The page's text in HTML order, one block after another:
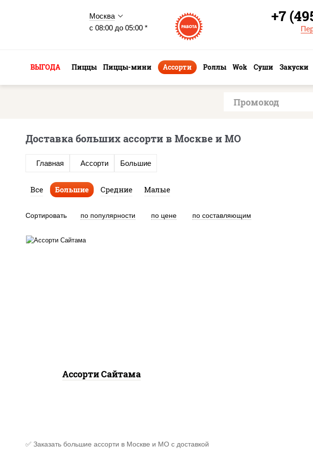
Москва
с 08:00 до 05:00 *
+7
ВЫГОДА Пиццы Пиццы-мини Ассорти Роллы Wok Суши Закуски
Доставка больших ассорти в Москве и МО
Главная Ассорти Большие
Все Большие Средние Малые
Сортировать по популярности по цене по составляющим
Ассорти Сайтама
✅ Заказать большие ассорти в Москве и МО с доставкой